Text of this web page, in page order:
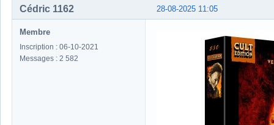
28-08-2025 11:05
Cédric 1162
Membre
Inscription : 06-10-2021
Messages : 2 582